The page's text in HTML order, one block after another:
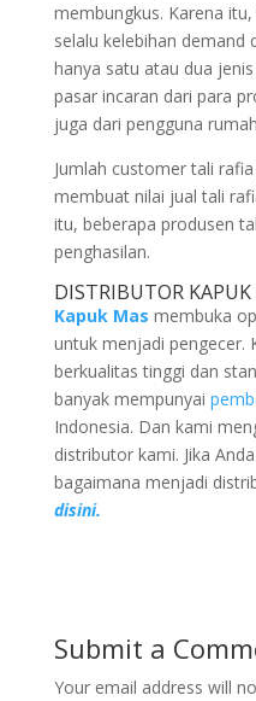
membungkus. Karena
selalu kelebihan demand
hanya satu atau dua
pasar incaran dari para
juga dari pengguna
Jumlah customer tali
membuat nilai jual tali
itu, beberapa produsen
penghasilan.
DISTRIBUTOR KAPUK
Kapuk Mas membuka
untuk menjadi pengecer.
berkualitas tinggi dan
banyak mempunyai
Indonesia. Dan kami
distributor kami. Jika
bagaimana menjadi
disini.
Submit a
Your email address will